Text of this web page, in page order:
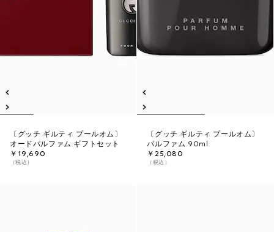
〔グッチ ギルティ プールオム〕
オードパルファム ギフトセット
￥19,690
（税込）
〔グッチ ギルティ プールオム〕
パルファム 90ml
￥25,080
（税込）